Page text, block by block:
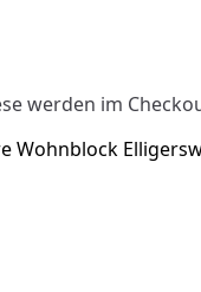
werden im
Wohnblock